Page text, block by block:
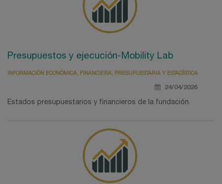
Presupuestos y ejecución-Mobility Lab
INFORMACIÓN ECONÓMICA, FINANCIERA, PRESUPUESTARIA Y ESTADÍSTICA
24/04/2026
Estados presupuestarios y financieros de la fundación.